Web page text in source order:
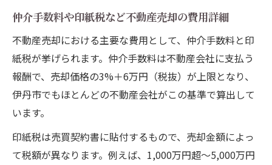
仲介手数料や印紙税など不動産売却の費用詳細
不動産売却における主要な費用として、仲介手数料と印
紙税が挙げられます。仲介手数料は不動産会社に支払う
報酬で、売却価格の3%＋6万円（税抜）が上限となり、
伊丹市でもほとんどの不動産会社がこの基準で算出して
います。
印紙税は売買契約書に貼付するもので、売却金額によっ
て税額が異なります。例えば、1,000万円超～5,000万円